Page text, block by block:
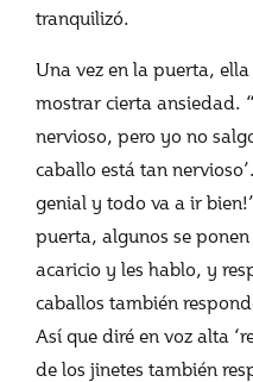
tranquilizó.
Una vez en la puerta,
mostrar cierta ansiedad.
nervioso, pero yo no
caballo está tan
genial y todo va a ir
puerta, algunos se
acaricio y les hablo, y
caballos también
Así que diré en voz alta
de los jinetes también